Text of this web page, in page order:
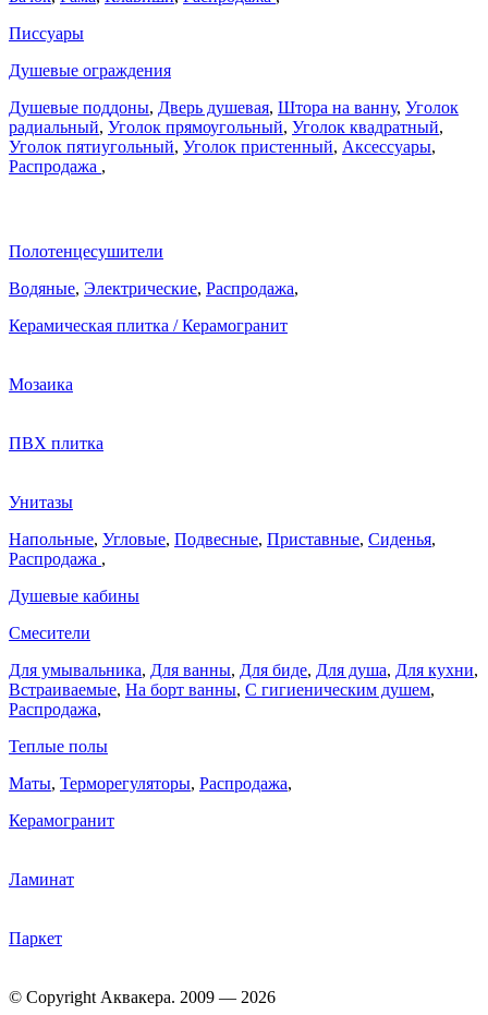
Писсуары
Душевые ограждения
Душевые поддоны, Дверь душевая, Штора на ванну, Уголок
радиальный, Уголок прямоугольный, Уголок квадратный,
Уголок пятиугольный, Уголок пристенный, Аксессуары,
Распродажа ,
Полотенцесушители
Водяные, Электрические, Распродажа,
Керамическая плитка / Керамогранит
Мозаика
ПВХ плитка
Унитазы
Напольные, Угловые, Подвесные, Приставные, Сиденья,
Распродажа ,
Душевые кабины
Смесители
Для умывальника, Для ванны, Для биде, Для душа, Для кухни,
Встраиваемые, На борт ванны, C гигиеническим душем,
Распродажа,
Теплые полы
Маты, Терморегуляторы, Распродажа,
Керамогранит
Ламинат
Паркет
© Copyright Аквакера. 2009 — 2026